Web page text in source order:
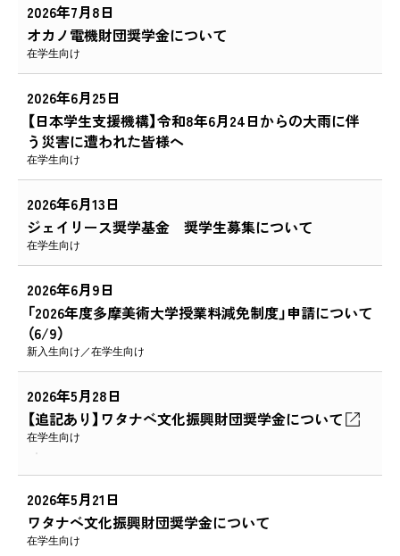
2026年7月8日
オカノ電機財団奨学金について
在学生向け
2026年6月25日
【日本学生支援機構】令和8年6月24日からの大雨に伴
う災害に遭われた皆様へ
在学生向け
2026年6月13日
ジェイリース奨学基金 奨学生募集について
在学生向け
2026年6月9日
「2026年度多摩美術大学授業料減免制度」申請について
（6/9）
新入生向け 在学生向け
2026年5月28日
【追記あり】ワタナベ文化振興財団奨学金について
在学生向け
2026年5月21日
ワタナベ文化振興財団奨学金について
在学生向け